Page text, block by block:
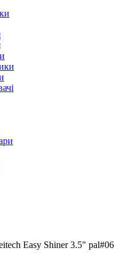
Easy Shiner 3.5" pal#06